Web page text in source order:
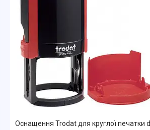
Оснащення Trodat для круглої печатки d